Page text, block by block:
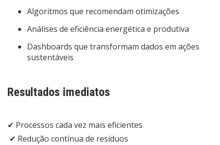
Algoritmos que recomendam otimizações
Análises de eficiência energética e produtiva
Dashboards que transformam dados em ações
sustentáveis
Resultados imediatos
✔ Processos cada vez mais eficientes
✔ Redução contínua de resíduos